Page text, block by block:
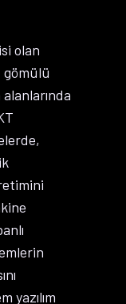
olan
gömülü
alanlarında
yazılım